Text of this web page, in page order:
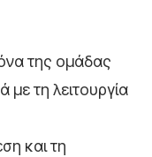
της ομάδας
με τη λειτουργία
και τη